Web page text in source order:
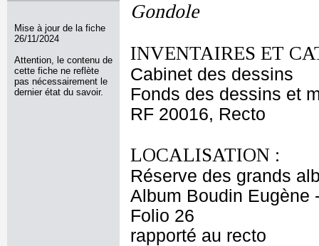
Mise à jour de la fiche
26/11/2024
Attention, le contenu de
cette fiche ne reflète
pas nécessairement le
dernier état du savoir.
Gondole
INVENTAIRES ET
Cabinet des dessins
Fonds des dessins et
RF 20016, Recto
LOCALISATION :
Réserve des grands
Album Boudin Eugène
Folio 26
rapporté au recto